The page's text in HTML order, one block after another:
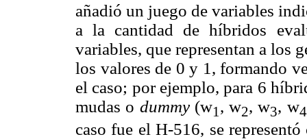
añadió un juego de variables
a la cantidad de híbridos
variables, que representan a los
los valores de 0 y 1, formando
el caso; por ejemplo, para 6
mudas o dummy(w1 , w2, w3, w4
caso fue el H-516, se